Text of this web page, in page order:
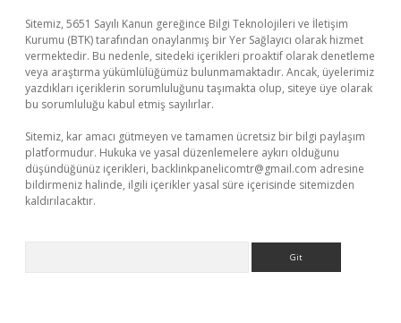
Sitemiz, 5651 Sayılı Kanun gereğince Bilgi Teknolojileri ve İletişim
Kurumu (BTK) tarafından onaylanmış bir Yer Sağlayıcı olarak hizmet
vermektedir. Bu nedenle, sitedeki içerikleri proaktif olarak denetleme
veya araştırma yükümlülüğümüz bulunmamaktadır. Ancak, üyelerimiz
yazdıkları içeriklerin sorumluluğunu taşımakta olup, siteye üye olarak
bu sorumluluğu kabul etmiş sayılırlar.
Sitemiz, kar amacı gütmeyen ve tamamen ücretsiz bir bilgi paylaşım
platformudur. Hukuka ve yasal düzenlemelere aykırı olduğunu
düşündüğünüz içerikleri, backlinkpanelicomtr@gmail.com adresine
bildirmeniz halinde, ilgili içerikler yasal süre içerisinde sitemizden
kaldırılacaktır.